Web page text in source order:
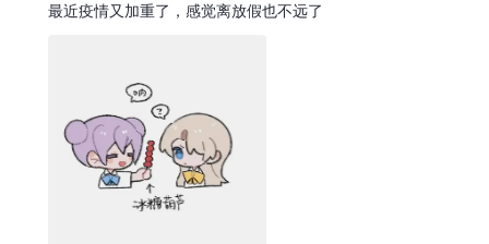
最近疫情又加重了，感觉离放假也不远了